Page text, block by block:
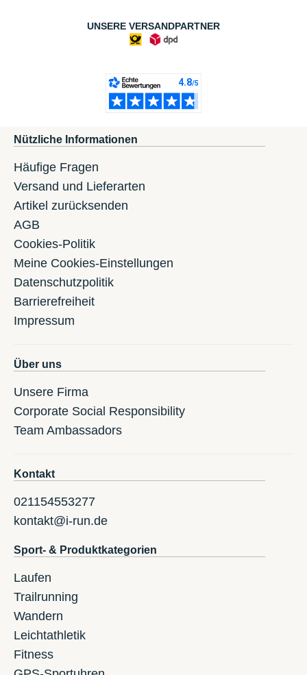
UNSERE VERSANDPARTNER
Nützliche Informationen
Häufige Fragen
Versand und Lieferarten
Artikel zurücksenden
AGB
Cookies-Politik
Meine Cookies-Einstellungen
Datenschutzpolitik
Barrierefreiheit
Impressum
Über uns
Unsere Firma
Corporate Social Responsibility
Team Ambassadors
Kontakt
021154553277
kontakt@i-run.de
Sport- & Produktkategorien
Laufen
Trailrunning
Wandern
Leichtathletik
Fitness